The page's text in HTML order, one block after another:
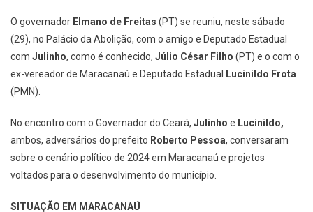
O governador Elmano de Freitas (PT) se reuniu, neste sábado
(29), no Palácio da Abolição, com o amigo e Deputado Estadual
com Julinho, como é conhecido, Júlio César Filho (PT) e o com o
ex-vereador de Maracanaú e Deputado Estadual
Lucinildo Frota
(PMN).
No encontro com o Governador do Ceará, Julinho e Lucinildo,
ambos, adversários do prefeito Roberto Pessoa, conversaram
sobre o cenário político de 2024 em Maracanaú e projetos
voltados para o desenvolvimento do município.
SITUAÇÃO EM MARACANAÚ